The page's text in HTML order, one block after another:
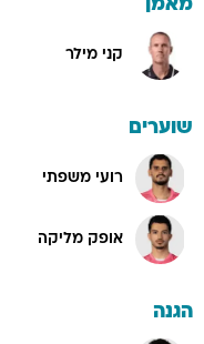
מאמן
קני מילר
שוערים
רועי משפתי
אופק מליקה
הגנה